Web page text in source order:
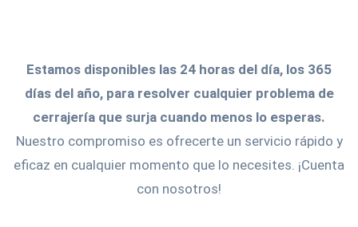
Estamos disponibles las 24 horas del día, los 365
días del año, para resolver cualquier problema de
cerrajería que surja cuando menos lo esperas.
Nuestro compromiso es ofrecerte un servicio rápido y
eficaz en cualquier momento que lo necesites. ¡Cuenta
con nosotros!